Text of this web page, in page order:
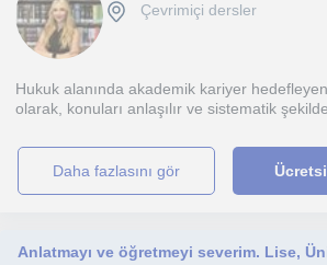
Çevrimiçi dersler
Hukuk alanında akademik kariyer
olarak, konuları anlaşılır ve sistematik şekilde
daha fazlasını gör